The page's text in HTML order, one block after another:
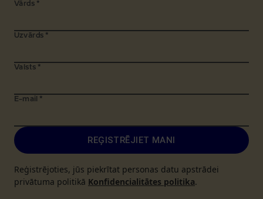
Vārds *
Uzvārds *
Valsts *
E-mail *
REĢISTRĒJIET MANI
Reģistrējoties, jūs piekrītat personas datu apstrādei
privātuma politikā Konfidencialitātes politika.